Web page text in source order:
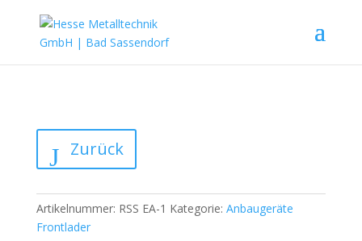
Zurück
Artikelnummer: RSS EA-1 Kategorie: Anbaugeräte
Frontlader